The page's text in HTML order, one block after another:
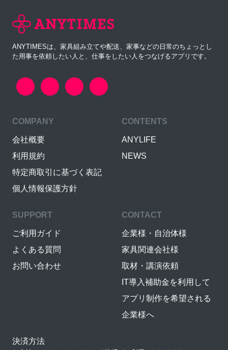
ANYTIMESは、家具組み立てや配送、家事などの日常のちょっとし
た用事を依頼したい人と、仕事をしたい人をつなげるアプリです。
COMPANY
会社概要
利用規約
特定商取引に基づく表記
個人情報保護方針
CONTENTS
ANYLIFE
NEWS
SUPPORT
ご利用ガイド
よくある質問
お問い合わせ
CONTACT
企業様・自治体様
家具関連会社様
取材・講演依頼
IT導入補助金を利用して
アプリ制作を希望される
企業様へ
決済方法